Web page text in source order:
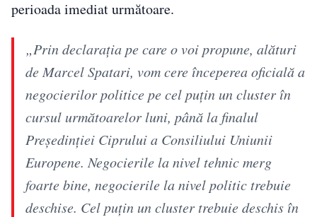
perioada imediat următoare.
„Prin declarația pe care o voi propune, alături
de Marcel Spatari, vom cere începerea oficială a
negocierilor politice pe cel puțin un cluster în
cursul următoarelor luni, până la finalul
Președinției Ciprului a Consiliului Uniunii
Europene. Negocierile la nivel tehnic merg
foarte bine, negocierile la nivel politic trebuie
deschise. Cel puțin un cluster trebuie deschis în